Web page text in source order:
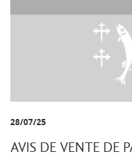
28/07/25
AVIS DE VENTE DE